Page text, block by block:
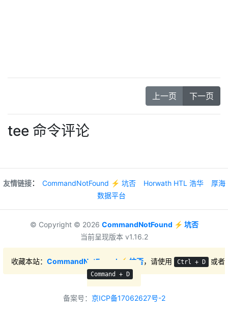
上一页 下一页
tee 命令评论
友情链接： CommandNotFound ⚡️ 坑否 Horwath HTL 浩华
厚海
数据平台
© Copyright © 2026 CommandNotFound ⚡️ 坑否
当前呈现版本 v1.16.2
收藏本站： CommandNotFound ⚡️ 坑否，请使用 Ctrl + D 或者
Command + D
备案号： 京ICP备17062627号-2